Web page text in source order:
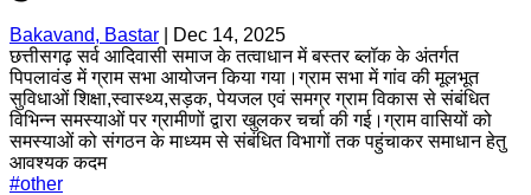
Bakavand, Bastar
Dec 14, 2025
छत्तीसगढ़ सर्व आदिवासी समाज के तत्वाधान में बस्तर ब्लॉक के अंतर्गत
पिपलावंड में ग्राम सभा आयोजन किया गया।ग्राम सभा में गांव की मूलभूत
सुविधाओं शिक्षा,स्वास्थ्य,सड़क, पेयजल एवं समग्र ग्राम विकास से संबंधित
विभिन्न समस्याओं पर ग्रामीणों द्वारा खुलकर चर्चा की गई।ग्राम वासियों को
समस्याओं को संगठन के माध्यम से संबंधित विभागों तक पहुंचाकर समाधान हेतु
आवश्यक कदम
#other